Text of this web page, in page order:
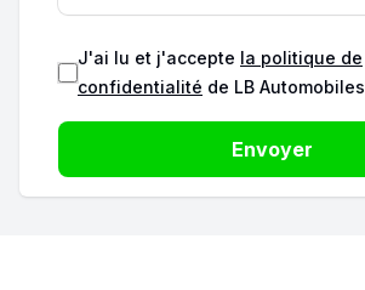
J'ai lu et j'accepte la politique de
confidentialité de LB Automobiles
Envoyer